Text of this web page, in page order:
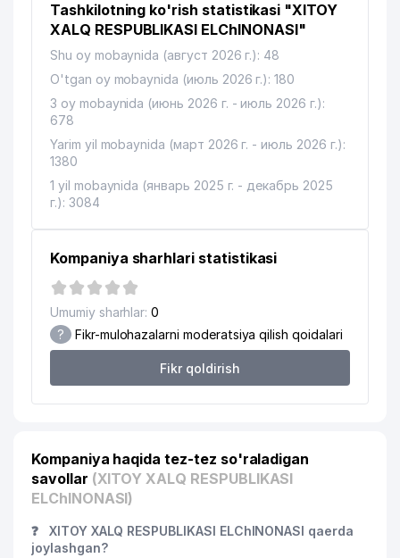
Tashkilotning ko'rish statistikasi "XITOY
XALQ RESPUBLIKASI ELChINONASI"
Shu oy mobaynida (август 2026 г.): 48
O'tgan oy mobaynida (июль 2026 г.): 180
3 oy mobaynida (июнь 2026 г. - июль 2026 г.):
678
Yarim yil mobaynida (март 2026 г. - июль 2026 г.):
1380
1 yil mobaynida (январь 2025 г. - декабрь 2025
г.): 3084
Kompaniya sharhlari statistikasi
Umumiy sharhlar: 0
? Fikr-mulohazalarni moderatsiya qilish qoidalari
Fikr qoldirish
Kompaniya haqida tez-tez so'raladigan
savollar (XITOY XALQ RESPUBLIKASI
ELChINONASI)
❓
XITOY XALQ RESPUBLIKASI ELChINONASI qaerda
joylashgan?